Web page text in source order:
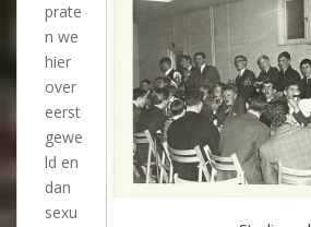
prate
n we
hier
over
eerst
gewe
ld en
dan
sexu